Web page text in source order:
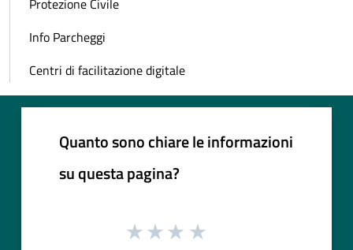
Protezione Civile
Info Parcheggi
Centri di facilitazione digitale
Quanto sono chiare le informazioni
su questa pagina?